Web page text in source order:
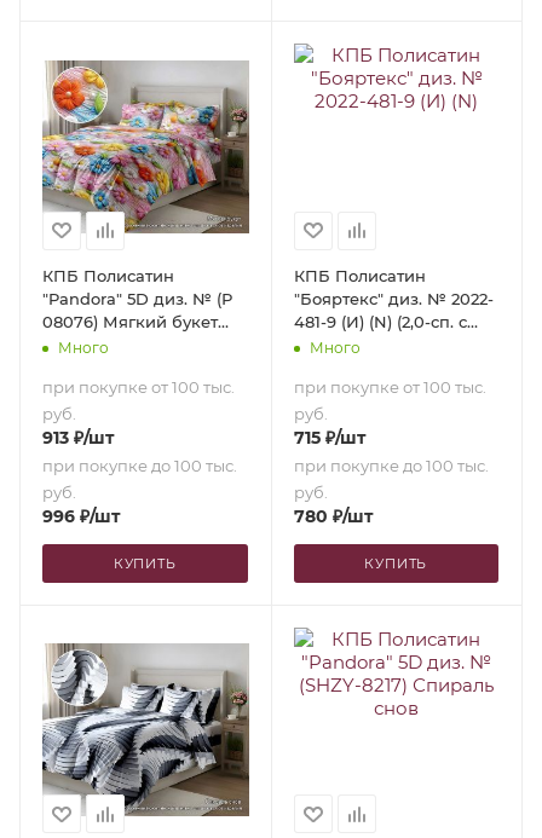
КПБ Полисатин
"Pandora" 5D диз. № (Р
08076) Мягкий букет
(2,0-сп. с
Много
при покупке от 100 тыс.
руб.
913 ₽/шт
при покупке до 100 тыс.
руб.
996 ₽/шт
КУПИТЬ
КПБ Полисатин
"Бояртекс" диз. № 2022-
481-9 (И) (N) (2,0-сп. с
европростыней)
Много
при покупке от 100 тыс.
руб.
715₽/шт
при покупке до 100 тыс.
руб.
780 ₽/шт
КУПИТЬ